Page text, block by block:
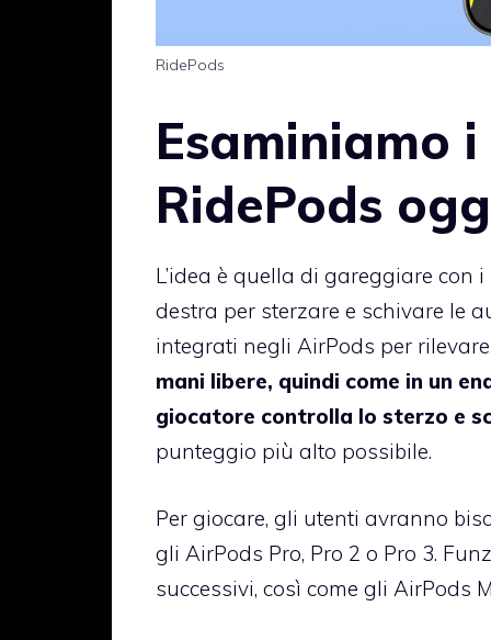
RidePods
Esaminiamo
RidePods
L’idea è quella di gareggiare
destra per sterzare e schivare le
integrati negli AirPods per
mani libere, quindi come in un
giocatore controlla lo sterzo e
punteggio più alto possibile.
Per giocare, gli utenti avranno
gli AirPods Pro, Pro 2 o Pro 3.
successivi, così come gli AirPods